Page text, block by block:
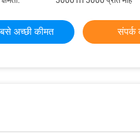
अच्छी कीमत संपर्क